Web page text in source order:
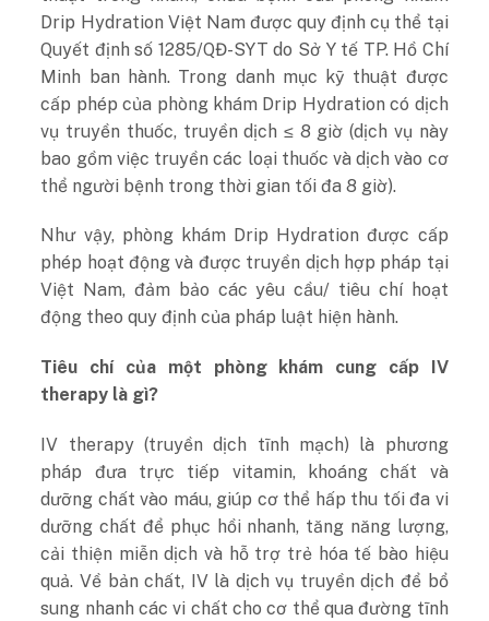
Drip Hydration Việt Nam được quy định cụ thể tại
Quyết định số 1285/QĐ-SYT do Sở Y tế TP. Hồ Chí
Minh ban hành. Trong danh mục kỹ thuật được
cấp phép của phòng khám Drip Hydration có dịch
vụ truyền thuốc, truyền dịch ≤ 8 giờ (dịch vụ này
bao gồm việc truyền các loại thuốc và dịch vào cơ
thể người bệnh trong thời gian tối đa 8 giờ).
Như vậy, phòng khám Drip Hydration được cấp
phép hoạt động và được truyền dịch hợp pháp tại
Việt Nam, đảm bảo các yêu cầu/ tiêu chí hoạt
động theo quy định của pháp luật hiện hành.
Tiêu chí của một phòng khám cung cấp IV
therapy là gì?
IV therapy (truyền dịch tĩnh mạch) là phương
pháp đưa trực tiếp vitamin, khoáng chất và
dưỡng chất vào máu, giúp cơ thể hấp thu tối đa vi
dưỡng chất để phục hồi nhanh, tăng năng lượng,
cải thiện miễn dịch và hỗ trợ trẻ hóa tế bào hiệu
quả. Về bản chất, IV là dịch vụ truyền dịch để bổ
sung nhanh các vi chất cho cơ thể qua đường tĩnh